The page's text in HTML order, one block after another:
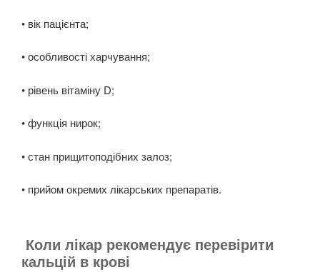
• вік пацієнта;
• особливості харчування;
• рівень вітаміну D;
• функція нирок;
• стан прищитоподібних залоз;
• прийом окремих лікарських препаратів.
Коли лікар рекомендує перевірити
кальцій в крові